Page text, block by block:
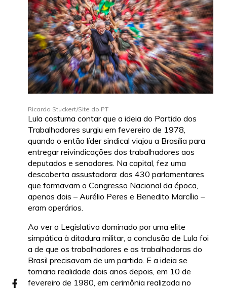
Ricardo Stuckert/Site do PT
Lula costuma contar que a ideia do Partido dos
Trabalhadores surgiu em fevereiro de 1978,
quando o então líder sindical viajou a Brasília para
entregar reivindicações dos trabalhadores aos
deputados e senadores. Na capital, fez uma
descoberta assustadora: dos 430 parlamentares
que formavam o Congresso Nacional da época,
apenas dois – Aurélio Peres e Benedito Marcílio –
eram operários.
Ao ver o Legislativo dominado por uma elite
simpática à ditadura militar, a conclusão de Lula foi
a de que os trabalhadores e as trabalhadoras do
Brasil precisavam de um partido. E a ideia se
tornaria realidade dois anos depois, em 10 de
fevereiro de 1980, em cerimônia realizada no